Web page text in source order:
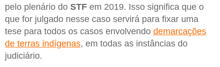
pelo plenário do STF em 2019. Isso significa que o
que for julgado nesse caso servirá para fixar uma
tese para todos os casos envolvendo demarcações
de terras indígenas, em todas as instâncias do
judiciário.